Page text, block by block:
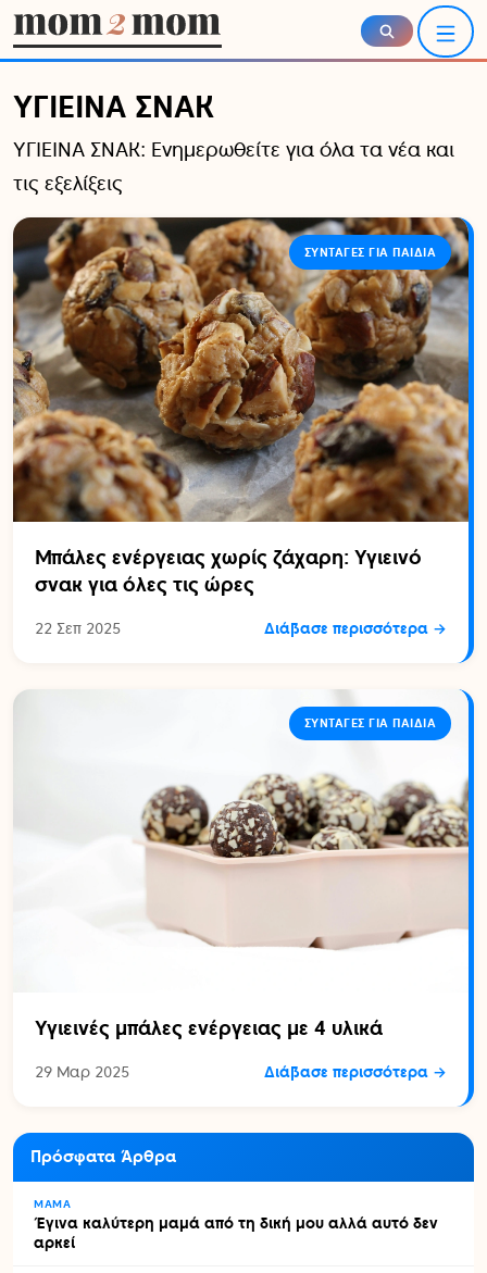
Skip to content
Skip to footer
ΥΓΙΕΙΝΑ ΣΝΑΚ
ΥΓΙΕΙΝΑ ΣΝΑΚ: Ενημερωθείτε για όλα τα νέα και
τις εξελίξεις
ΣΥΝΤΑΓΈΣ ΓΙΑ ΠΑΙΔΙΆ
Μπάλες ενέργειας χωρίς ζάχαρη: Υγιεινό
σνακ για όλες τις ώρες
22 Σεπ 2025 Διάβασε περισσότερα →
ΣΥΝΤΑΓΈΣ ΓΙΑ ΠΑΙΔΙΆ
Υγιεινές μπάλες ενέργειας με 4 υλικά
29 Μαρ 2025 Διάβασε περισσότερα →
Πρόσφατα Άρθρα
ΜΑΜΆ
Έγινα καλύτερη μαμά από τη δική μου αλλά αυτό δεν
αρκεί